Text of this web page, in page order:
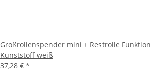
Großrollenspender mini + Restrolle
Kunststoff weiß
37,28 € *